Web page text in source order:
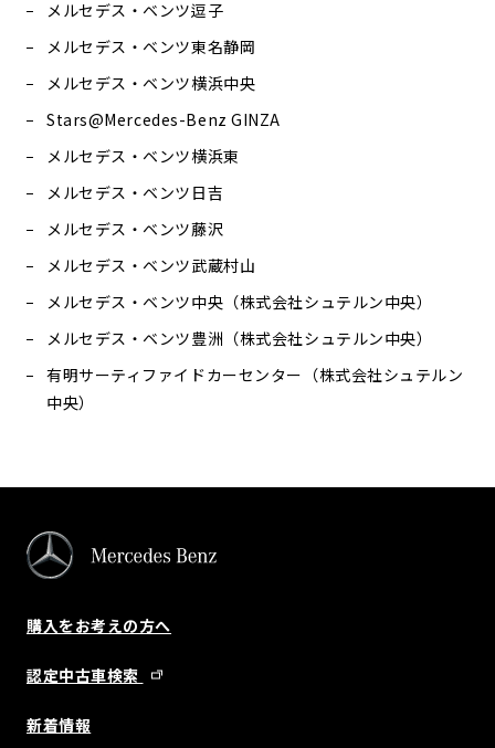
メルセデス・ベンツ逗子
メルセデス・ベンツ東名静岡
メルセデス・ベンツ横浜中央
Stars@Mercedes-Benz GINZA
メルセデス・ベンツ横浜東
メルセデス・ベンツ日吉
メルセデス・ベンツ藤沢
メルセデス・ベンツ武蔵村山
メルセデス・ベンツ中央（株式会社シュテルン中央）
メルセデス・ベンツ豊洲（株式会社シュテルン中央）
有明サーティファイドカーセンター（株式会社シュテルン
中央）
購入をお考えの方へ
認定中古車検索
新着情報